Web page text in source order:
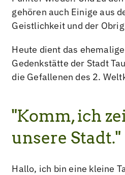
gehören auch Einige aus
Geistlichkeit und der
Heute dient das
Gedenkstätte der Stadt
die Gefallenen des 2.
"Komm, ich
unsere Stadt."
Hallo, ich bin eine kleine